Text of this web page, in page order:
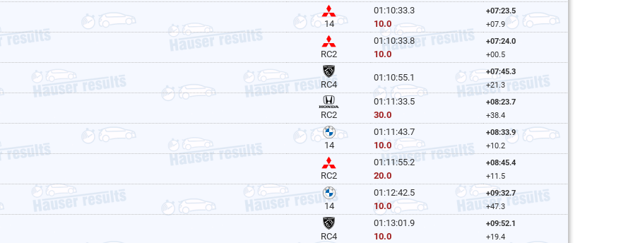
14
01:10:33.3
10.0
+07:23.5
+07.9
RC2
01:10:33.8
10.0
+07:24.0
+00.5
RC4
01:10:55.1
+07:45.3
+21.3
RC2
01:11:33.5
30.0
+08:23.7
+38.4
14
01:11:43.7
10.0
+08:33.9
+10.2
RC2
01:11:55.2
20.0
+08:45.4
+11.5
14
01:12:42.5
10.0
+09:32.7
+47.3
RC4
01:13:01.9
10.0
+09:52.1
+19.4